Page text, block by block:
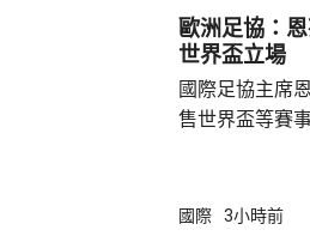
人員，要求停
部門正調查起
歐洲足協：
世界盃立場
國際足協主席
售世界盃等賽
歉；國際足協
國際 3小時前